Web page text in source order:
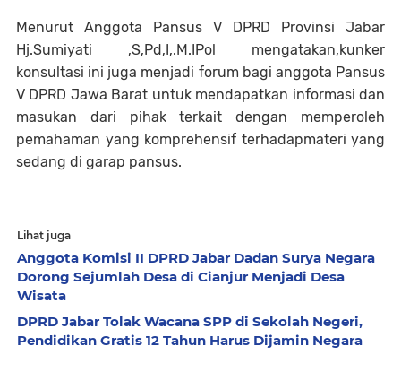
Menurut Anggota Pansus V DPRD Provinsi Jabar
Hj.Sumiyati ,S,Pd,I,.M.IPol mengatakan,kunker
konsultasi ini juga menjadi forum bagi anggota Pansus
V DPRD Jawa Barat untuk mendapatkan informasi dan
masukan dari pihak terkait dengan memperoleh
pemahaman yang komprehensif terhadapmateri yang
sedang di garap pansus.
Lihat juga
Anggota Komisi II DPRD Jabar Dadan Surya Negara
Dorong Sejumlah Desa di Cianjur Menjadi Desa
Wisata
DPRD Jabar Tolak Wacana SPP di Sekolah Negeri,
Pendidikan Gratis 12 Tahun Harus Dijamin Negara